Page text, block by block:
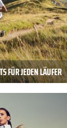
FÜR JEDEN LÄUFER